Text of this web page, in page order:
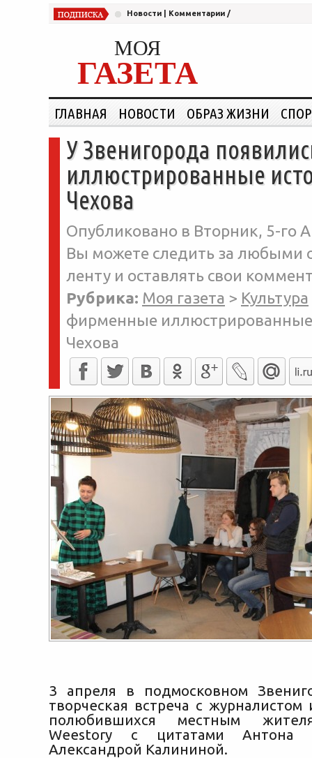
Новости Комментарии /
МОЯ
ГАЗЕТА
ГЛАВНАЯ НОВОСТИ ОБРАЗ ЖИЗНИ
У Звенигорода
иллюстрированные
Чехова
Опубликовано в Вторник, 5-го
Вы можете следить за любыми
ленту и оставлять свои
Рубрика: Моя газета > Культура
фирменные иллюстрированные
Чехова
3 апреля в подмосковном
творческая встреча с
полюбившихся местным
Weestory с цитатами Антона
Александрой Калининой.